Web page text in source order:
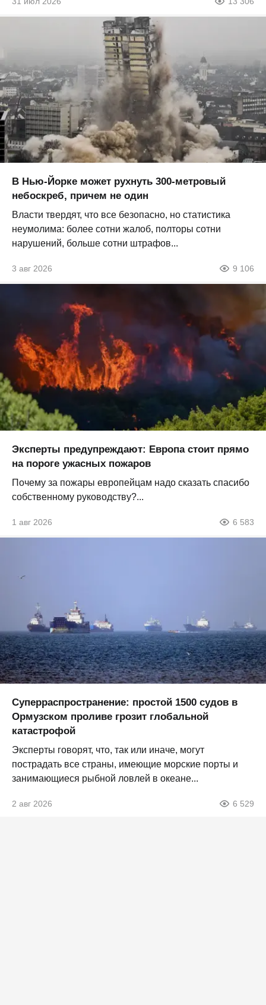
В Нью-Йорке может рухнуть 300-метровый
небоскреб, причем не один
Власти твердят, что все безопасно, но статистика
неумолима: более сотни жалоб, полторы сотни
нарушений, больше сотни штрафов...
3 авг 2026 9 106
Эксперты предупреждают: Европа стоит прямо
на пороге ужасных пожаров
Почему за пожары европейцам надо сказать спасибо
собственному руководству?...
1 авг 2026 6 583
Суперраспространение: простой 1500 судов в
Ормузском проливе грозит глобальной
катастрофой
Эксперты говорят, что, так или иначе, могут
пострадать все страны, имеющие морские порты и
занимающиеся рыбной ловлей в океане...
2 авг 2026 6 529